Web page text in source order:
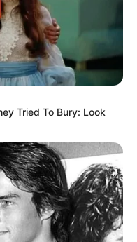
Tried To Bury: Look